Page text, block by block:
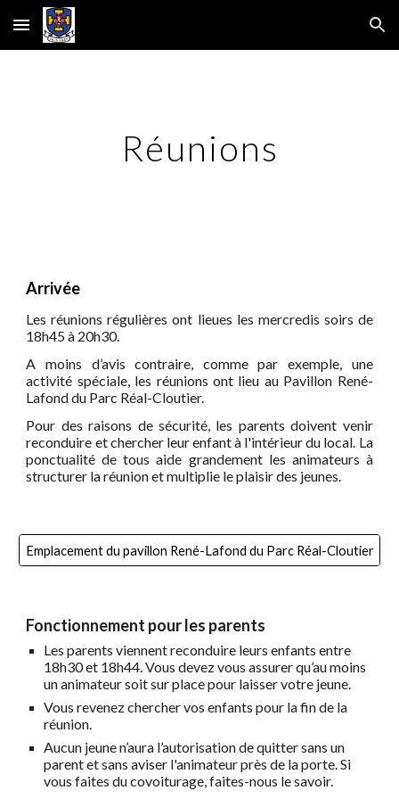
Skip to main content Skip to navigation
Réunions
Arrivée
Les réunions régulières ont lieues les mercredis soirs de
18h45 à 20h30.
A moins d’avis contraire, comme par exemple, une
activité spéciale, les réunions ont lieu au Pavillon René-
Lafond du Parc Réal-Cloutier.
Pour des raisons de sécurité, les parents doivent venir
reconduire et chercher leur enfant à l'intérieur du local. La
ponctualité de tous aide grandement les animateurs à
structurer la réunion et multiplie le plaisir des jeunes.
Emplacement du pavillon René-Lafond du Parc Réal-Cloutier
Fonctionnement pour les parents
Les parents viennent reconduire leurs enfants entre
18h30 et 18h44. Vous devez vous assurer qu’au moins
un animateur soit sur place pour laisser votre jeune.
Vous revenez chercher vos enfants pour la fin de la
réunion.
Aucun jeune n’aura l’autorisation de quitter sans un
parent et sans aviser l'animateur près de la porte. Si
vous faites du covoiturage, faites-nous le savoir.